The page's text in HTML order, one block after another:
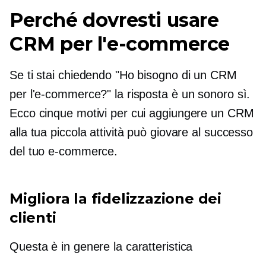
Perché dovresti usare
CRM per l'e-commerce
Se ti stai chiedendo "Ho bisogno di un CRM
per l'e-commerce?" la risposta è un sonoro sì.
Ecco cinque motivi per cui aggiungere un CRM
alla tua piccola attività può giovare al successo
del tuo e-commerce.
Migliora la fidelizzazione dei
clienti
Questa è in genere la caratteristica